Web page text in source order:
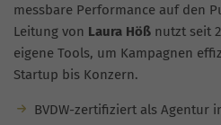
messbare Performance auf den
Leitung von Laura Höß nutzt seit
eigene Tools, um Kampagnen
Startup bis Konzern.
BVDW-zertifiziert als Agentur